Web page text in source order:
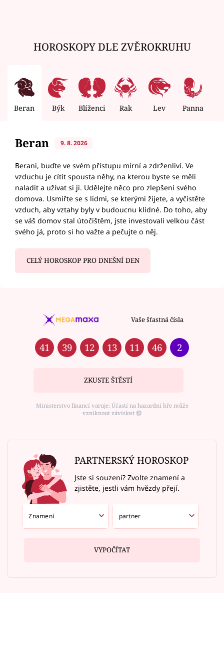
HOROSKOPY DLE ZVĚROKRUHU
Beran Býk Blíženci Rak Lev Panna
Beran 9. 8. 2026
Berani, buďte ve svém přístupu mírní a zdrženliví. Ve
vzduchu je cítit spousta něhy, na kterou byste se měli
naladit a užívat si ji. Udělejte něco pro zlepšení svého
domova. Usmiřte se s lidmi, se kterými žijete, a vyčistěte
vzduch, aby vztahy byly v budoucnu klidné. Do toho, aby
se váš domov stal útočištěm, jste investovali velkou část
svého já, proto si ho važte a pečujte o něj.
CELÝ HOROSKOP PRO DNEŠNÍ DEN
Vaše šťastná čísla
41 39 12 13 11 46 2
ZKUSTE ŠTĚSTÍ
Ministerstvo financí varuje: Účastí na hazardní hře může
vzniknout závislost ⑱
PARTNERSKÝ HOROSKOP
Jste si souzení? Zvolte znamení a
zjistěte, jestli vám hvězdy přejí.
VYPOČÍTAT